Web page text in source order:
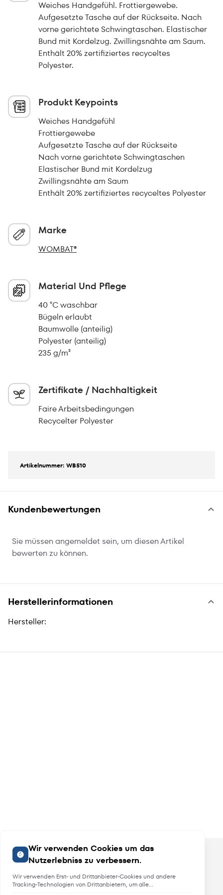
Weiches Handgefühl. Frottiergewebe.
Aufgesetzte Tasche auf der Rückseite. Nach
vorne gerichtete Schwingtaschen. Elastischer
Bund mit Kordelzug. Zwillingsnähte am Saum.
Enthält 20% zertifiziertes recyceltes
Polyester.
Produkt Keypoints
Weiches Handgefühl
Frottiergewebe
Aufgesetzte Tasche auf der Rückseite
Nach vorne gerichtete Schwingtaschen
Elastischer Bund mit Kordelzug
Zwillingsnähte am Saum
Enthält 20% zertifiziertes recyceltes Polyester
Marke
WOMBAT®
Material Und Pflege
40 °C waschbar
Bügeln erlaubt
Baumwolle (anteilig)
Polyester (anteilig)
235 g/m²
Zertifikate / Nachhaltigkeit
Faire Arbeitsbedingungen
Recycelter Polyester
Artikelnummer: WB510
Kundenbewertungen
Sie müssen angemeldet sein, um diesen Artikel
bewerten zu können.
Herstellerinformationen
Hersteller:
Wir verwenden Cookies um das
Nutzerlebniss zu verbessern.
Wir verwenden Erst- und Drittanbieter-Cookies und andere
Tracking-Technologien von Drittanbietern, um alle